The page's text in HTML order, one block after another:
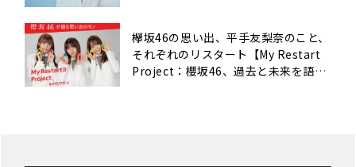
欅坂46の思い出、平手友梨奈のこと、
それぞれのリスタート【My Restart
Project：櫻坂46、過去と未来を語